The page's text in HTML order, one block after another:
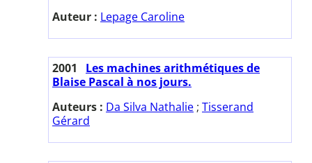
Auteur : Lepage Caroline
2001
Les machines arithmétiques de
Blaise Pascal à nos jours.
Auteurs : Da Silva Nathalie ; Tisserand
Gérard